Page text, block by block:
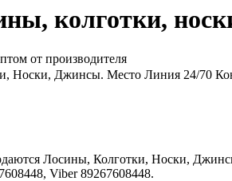
колготки,
Носки, Джинсы. Место Линия 24/70
Лосины, Колготки, Носки,
Viber 89267608448.